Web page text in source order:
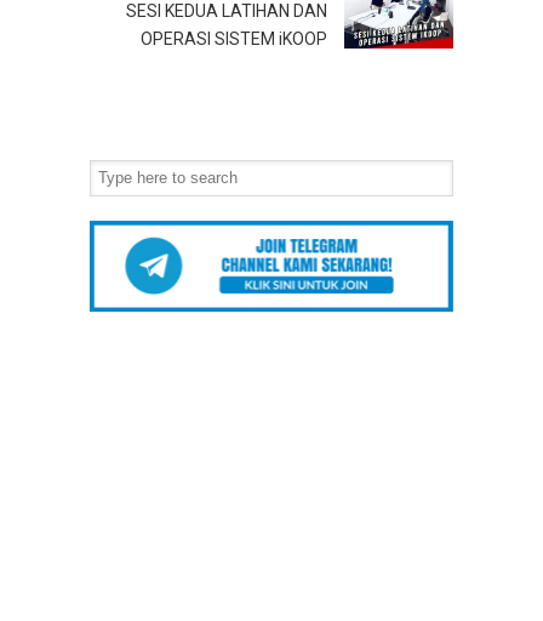
SESI KEDUA LATIHAN DAN
OPERASI SISTEM iKOOP